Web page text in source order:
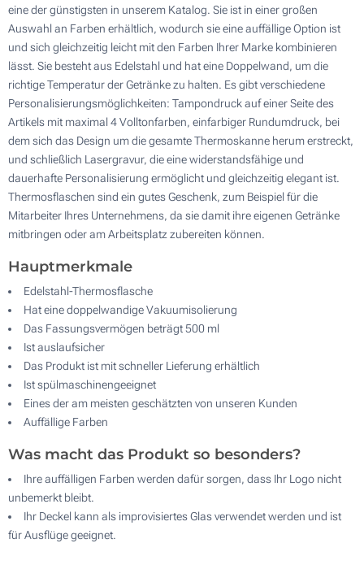
eine der günstigsten in unserem Katalog. Sie ist in einer großen
Auswahl an Farben erhältlich, wodurch sie eine auffällige Option ist
und sich gleichzeitig leicht mit den Farben Ihrer Marke kombinieren
lässt. Sie besteht aus Edelstahl und hat eine Doppelwand, um die
richtige Temperatur der Getränke zu halten. Es gibt verschiedene
Personalisierungsmöglichkeiten: Tampondruck auf einer Seite des
Artikels mit maximal 4 Volltonfarben, einfarbiger Rundumdruck, bei
dem sich das Design um die gesamte Thermoskanne herum erstreckt,
und schließlich Lasergravur, die eine widerstandsfähige und
dauerhafte Personalisierung ermöglicht und gleichzeitig elegant ist.
Thermosflaschen sind ein gutes Geschenk, zum Beispiel für die
Mitarbeiter Ihres Unternehmens, da sie damit ihre eigenen Getränke
mitbringen oder am Arbeitsplatz zubereiten können.
Hauptmerkmale
Edelstahl-Thermosflasche
Hat eine doppelwandige Vakuumisolierung
Das Fassungsvermögen beträgt 500 ml
Ist auslaufsicher
Das Produkt ist mit schneller Lieferung erhältlich
Ist spülmaschinengeeignet
Eines der am meisten geschätzten von unseren Kunden
Auffällige Farben
Was macht das Produkt so besonders?
Ihre auffälligen Farben werden dafür sorgen, dass Ihr Logo nicht
unbemerkt bleibt.
Ihr Deckel kann als improvisiertes Glas verwendet werden und ist
für Ausflüge geeignet.